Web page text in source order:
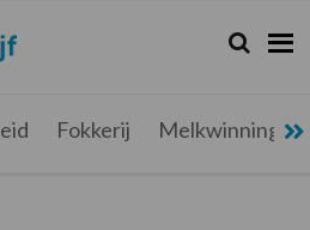
Zoeken...
Zoek
Fokkerij Melkwinning